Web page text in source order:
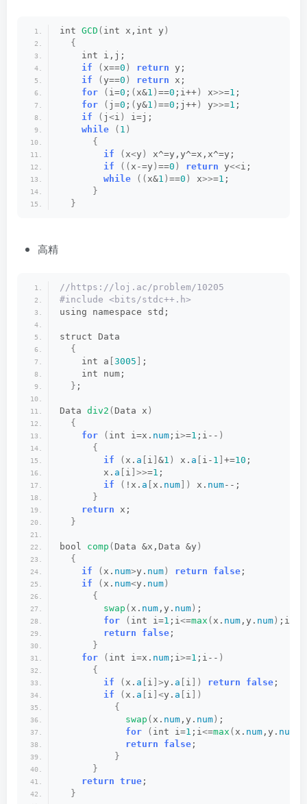
int GCD ( int x,int y )
{
    int i,j;
if
( x==0 ) return y;
if
( y==0 ) return x;
for
( i=0 ; ( x&1 ) ==0 ;i++ ) x>>=1 ;
for
( j=0 ; ( y&1 ) ==0 ;j++ ) y>>=1 ;
if
( j <i )
i=j;
while
( 1 )
{
if
( x<y )
x^=y,y^=x,x^=y;
if
(( x-=y ) ==0 ) return y<<i;
while
(( x&1 ) ==0 ) x>>=1 ;
}
}
高精
//https://loj.ac/problem/10205
#include <bits/stdc++.h>
using namespace std;
struct Data
{
    int a
3005
;
    int num;
} ;
Data div2 ( Data x )
{
for
( int i=x. num ;i>=1 ;i-- )
{
if
( x. a i &1 ) x. a i- 1 +=10 ;
        x.
a i ]>>=1 ;
if
( !x. a x. num ]) x. num--;
}
return x;
}
bool comp ( Data &x,Data &y )
{
if
( x. num>y. num ) return false ;
if
( x. num<y. num )
{
swap ( x. num ,y. num ) ;
for
( int i=1 ;i<=max ( x. num ,y. num ) ;i++
return
false ;
}
for
( int i=x. num ;i>=1 ;i-- )
{
if
( x. a i ]>y. a i ]) return false ;
if
( x. a i ]<y. a i ])
{
swap ( x. num ,y. num ) ;
for
( int i=1 ;i<=max ( x. num ,y. num
return
false ;
}
}
return true ;
}